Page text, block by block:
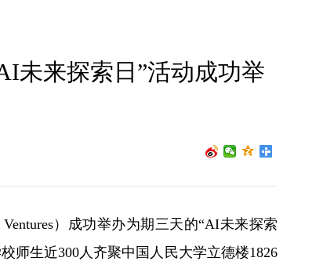
未来探索日”活动成功举
）成功举办为期三天的“AI未来探索
师生近300人齐聚中国人民大学立德楼1826